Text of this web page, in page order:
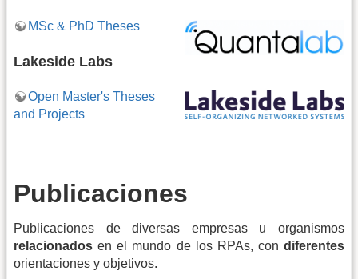
MSc & PhD Theses
Lakeside Labs
Open Master's Theses
and Projects
Publicaciones
Publicaciones de diversas empresas u organismos
relacionados en el mundo de los RPAs, con diferentes
orientaciones y objetivos.